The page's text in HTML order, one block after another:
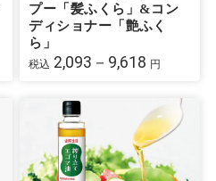
プー「髪ふくら」&コン
ディショナー「艶ふく
ら」
税込 2,093－9,618 円